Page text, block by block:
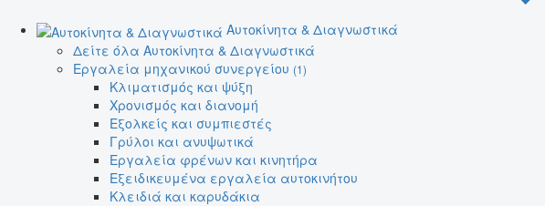
Αυτοκίνητα & Διαγνωστικά
Δείτε όλα Αυτοκίνητα & Διαγνωστικά
Εργαλεία μηχανικού συνεργείου (1)
Κλιματισμός και ψύξη
Χρονισμός και διανομή
Εξολκείς και συμπιεστές
Γρύλοι και ανυψωτικά
Εργαλεία φρένων και κινητήρα
Εξειδικευμένα εργαλεία αυτοκινήτου
Κλειδιά και καρυδάκια